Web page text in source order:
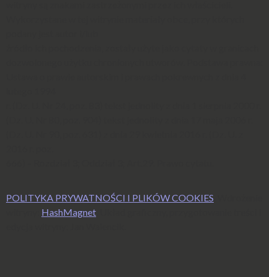
POLITYKA PRYWATNOŚCI I PLIKÓW COOKIES
HashMagnet